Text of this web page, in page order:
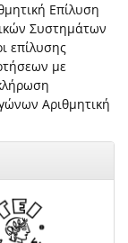
Επίλυση
Συστημάτων
επίλυσης
με
Αριθμητική